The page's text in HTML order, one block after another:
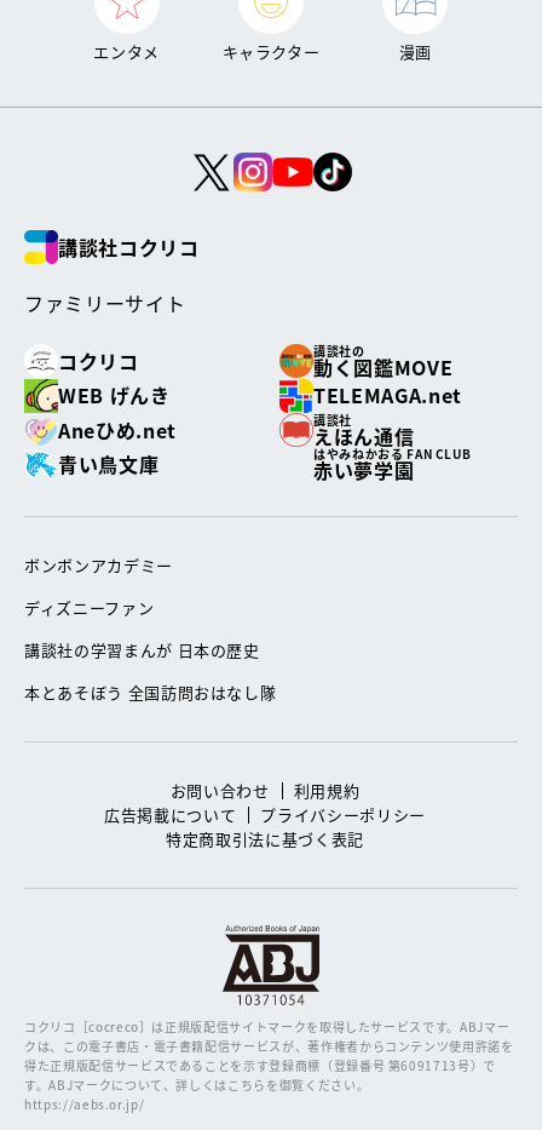
エンタメ キャラクター 漫画
講談社コクリコ
ファミリーサイト
コクリコ
講談社の
動く図鑑MOVE
WEB げんき
TELEMAGA.net
Aneひめ.net
講談社
えほん通信
青い鳥文庫
はやみねかおる FAN CLUB
赤い夢学園
ボンボンアカデミー
ディズニーファン
講談社の学習まんが 日本の歴史
本とあそぼう 全国訪問おはなし隊
お問い合わせ
利用規約
広告掲載について
プライバシーポリシー
特定商取引法に基づく表記
コクリコ［cocreco］は正規版配信サイトマークを取得したサービスです。ABJマー
クは、この電子書店・電子書籍配信サービスが、著作権者からコンテンツ使用許諾を
得た正規版配信サービスであることを示す登録商標（登録番号 第6091713号）で
す。ABJマークについて、詳しくはこちらを御覧ください。
https://aebs.or.jp/